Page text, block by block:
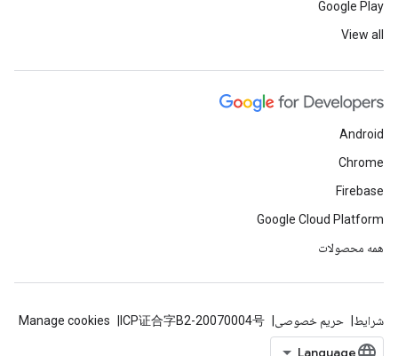
Google Play
View all
Android
Chrome
Firebase
Google Cloud Platform
همه محصولات
شرایط حریم خصوصی ICP证合字B2-20070004号
Manage cookies